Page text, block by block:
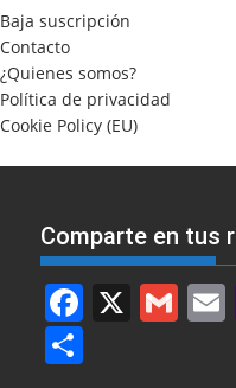
Baja suscripción
Contacto
¿Quienes somos?
Política de privacidad
Cookie Policy (EU)
Comparte en tus
F X G